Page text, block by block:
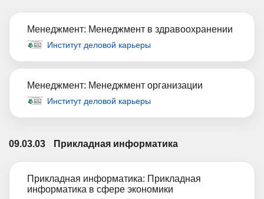
Менеджмент: Менеджмент в здравоохранении
Институт деловой карьеры
Менеджмент: Менеджмент организации
Институт деловой карьеры
09.03.03 Прикладная информатика
Прикладная информатика: Прикладная
информатика в сфере экономики